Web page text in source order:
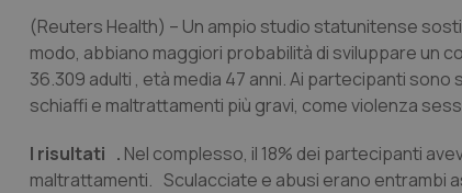
(Reuters Health) – Un ampio studio statunitense
modo, abbiano maggiori probabilità di sviluppare un
36.309 adulti , età media 47 anni. Ai partecipanti
schiaffi e maltrattamenti più gravi, come violenza
I risultati . Nel complesso, il 18% dei partecipanti
maltrattamenti. Sculacciate e abusi erano entrambi